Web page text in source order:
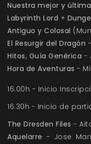
Nuestra mejor y
Labyrinth Lord +
Antiguo y Colosal
El Resurgir del Dragón
Hitos, Guía Genérica -
Hora de Aventuras -
16.00h - Inicio
16.30h - Inicio de
The Dresden Files -
Aquelarre - Jose